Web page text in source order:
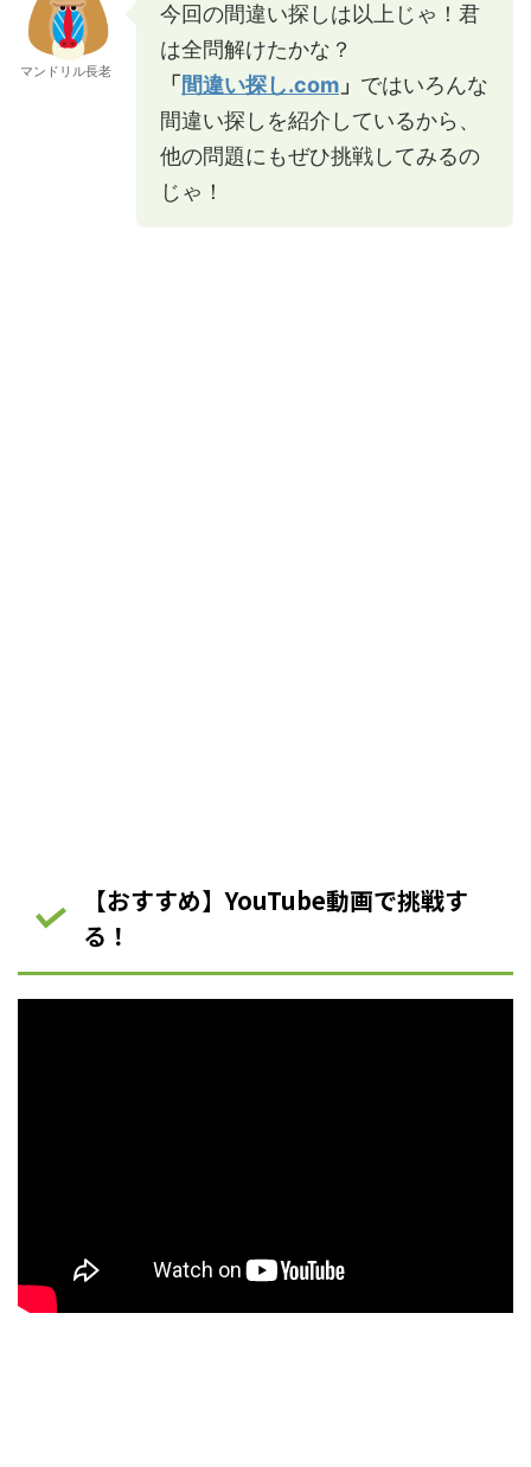
マンドリル長老
今回の間違い探しは以上じゃ！君
は全問解けたかな？
「 間違い探し.com 」 ではいろんな
間違い探しを紹介しているから、
他の問題にもぜひ挑戦してみるの
じゃ！
【おすすめ】YouTube動画で挑戦す
る！